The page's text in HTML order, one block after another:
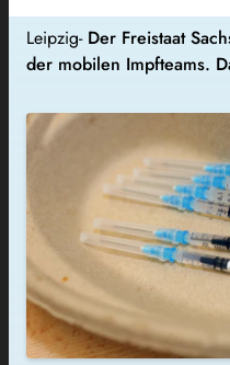
Leipzig-Der Freistaat
der mobilen Impfteams.